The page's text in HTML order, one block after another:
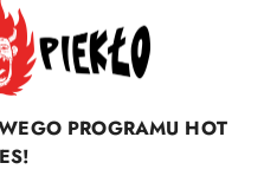
PROGRAMU HOT